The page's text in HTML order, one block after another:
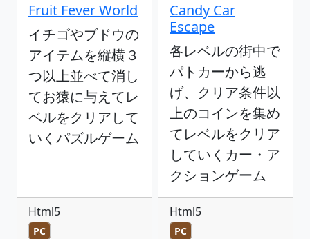
Fruit Fever World
イチゴやブドウの
アイテムを縦横３
つ以上並べて消し
てお猿に与えてレ
ベルをクリアして
いくパズルゲーム
Html5
PC
Candy Car
Escape
各レベルの街中で
パトカーから逃
げ、クリア条件以
上のコインを集め
てレベルをクリア
していくカー・ア
クションゲーム
Html5
PC